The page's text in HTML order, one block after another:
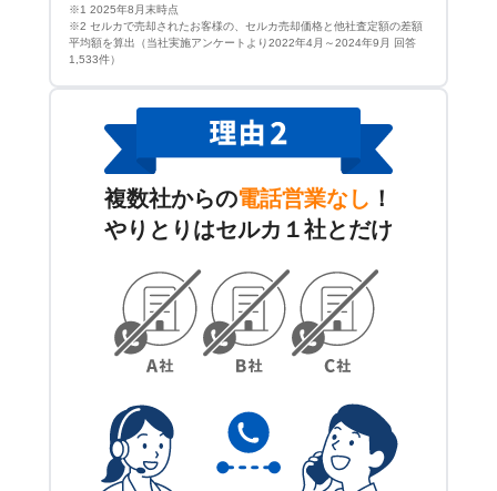
※1 2025年8月末時点
※2 セルカで売却されたお客様の、セルカ売却価格と他社査定額の差額
平均額を算出（当社実施アンケートより2022年4月～2024年9月 回答
1,533件）
複数社からの電話営業なし ！
やりとりはセルカ１社とだけ